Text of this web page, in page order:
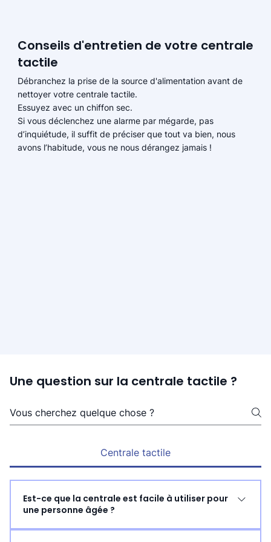
Conseils d'entretien de votre centrale
tactile
Débranchez la prise de la source d'alimentation avant de
nettoyer votre centrale tactile.
Essuyez avec un chiffon sec.
Si vous déclenchez une alarme par mégarde, pas
d’inquiétude, il suffit de préciser que tout va bien, nous
avons l’habitude, vous ne nous dérangez jamais !
Une question sur la centrale tactile ?
Centrale tactile
Est-ce que la centrale est facile à utiliser pour
une personne âgée ?